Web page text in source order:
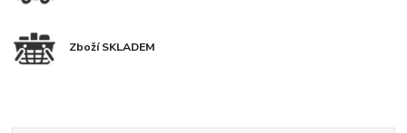
Zboží SKLADEM